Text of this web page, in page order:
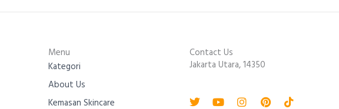
Menu
Kategori
About Us
Kemasan Skincare
Contact Us
Jakarta Utara, 14350